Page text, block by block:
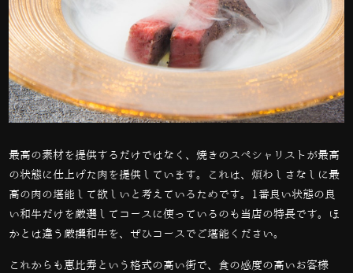
最高の素材を提供するだけではなく、焼きのスペシャリストが最高
の状態に仕上げた肉を提供しています。これは、煩わしさなしに最
高の肉の堪能して欲しいと考えているためです。1番良い状態の良
い和牛だけを厳選してコースに使っているのも当店の特長です。ほ
かとは違う厳撰和牛を、ぜひコースでご堪能ください。
これからも恵比寿という格式の高い街で、食の感度の高いお客様